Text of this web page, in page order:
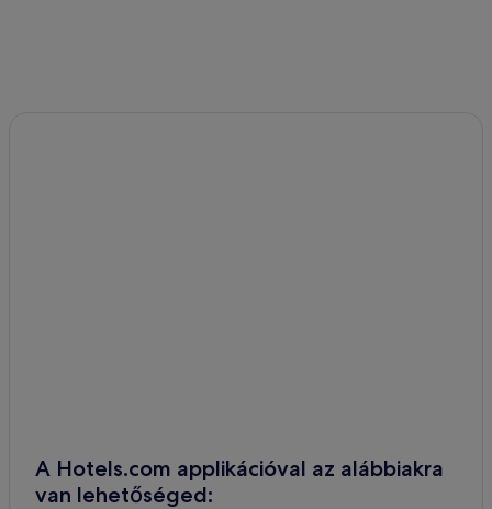
A Hotels.com applikációval az alábbiakra
van lehetőséged: